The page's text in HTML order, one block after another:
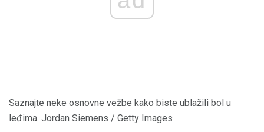
Saznajte neke osnovne vežbe kako biste ublažili bol u
leđima. Jordan Siemens / Getty Images